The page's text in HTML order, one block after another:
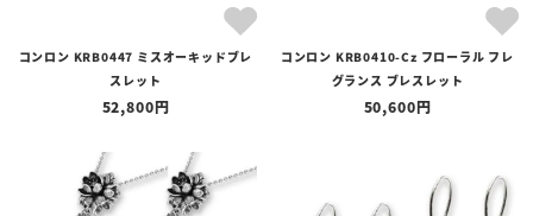
コンロン KRB0447 ミスオーキッドブレ
スレット
52,800
コンロン KRB0410-Cz フローラル フレ
グランス ブレスレット
50,600